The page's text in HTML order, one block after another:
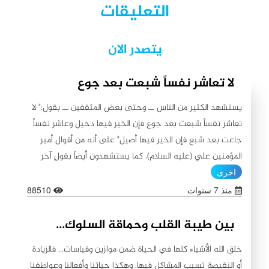
التعليقات
يتصدر الان
لا تعاشر نفساً شبعت بعد جوع
يستشهد الكثير من الناس ــ وحتى بعض المثقفين ــ بقول:" لا
تعاشر نفساً شبعت بعد جوع فإن الخير فيها دخيل وعاشر نفساً
جاعت بعد شبع فإن الخير فيها أصيل" على أنه من أقوال أمير
المؤمنين علي (عليه السلام)، كما يستشهدون أيضاً بقولٍ آخر
ينسبونه إليه (عليه السلام) لا يبعد عن الأول من حيث
المعنى:"اطلبوا الخير من بطون شبعت ثم جاعت لأن الخير فيها
باق"، مُسقطين المعنى على بعض المصاديق التي لم ترُق
والمسؤولين الفاسدين والمتسترين عل الفساد. ونحن في الوقت
اخرى
منذ 7 سنوات
88510
بين طيبة القلب وحماقة السلوك...
خلق الله الأشياء كلها في الحياة ضمن موازين وقياسات... فالزيادة
أو النقيصة تسبب المشاكل فيها. وهكذا حياتنا وأفعالنا وعواطفنا